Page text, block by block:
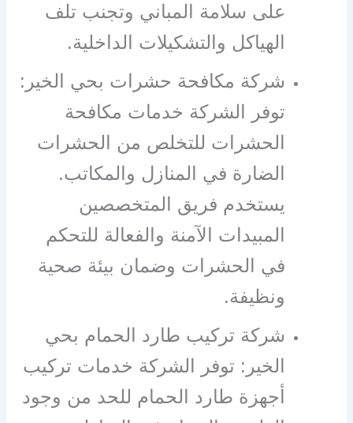
على سلامة المباني وتجنب تلف
الهياكل والتشكيلات الداخلية.
شركة مكافحة حشرات بحي الخير:
توفر الشركة خدمات مكافحة
الحشرات للتخلص من الحشرات
الضارة في المنازل والمكاتب.
يستخدم فريق المتخصصين
المبيدات الآمنة والفعالة للتحكم
في الحشرات وضمان بيئة صحية
ونظيفة.
شركة تركيب طارد الحمام بحي
الخير: توفر الشركة خدمات تركيب
أجهزة طارد الحمام للحد من وجود